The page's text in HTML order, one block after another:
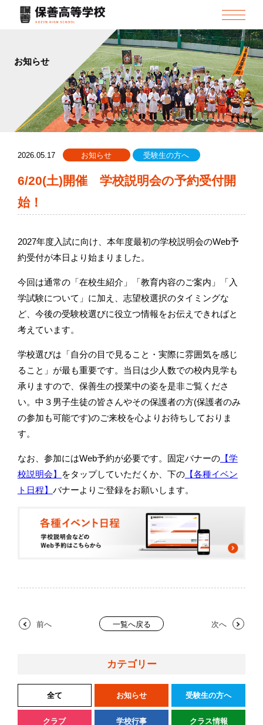
お知らせ
2026.05.17 お知らせ 受験生の方へ
6/20(土)開催 学校説明会の予約受付開
始！
2027年度入試に向け、本年度最初の学校説明会のWeb予
約受付が本日より始まりました。
今回は通常の「在校生紹介」「教育内容のご案内」「入
学試験について」に加え、志望校選択のタイミングな
ど、今後の受験校選びに役立つ情報をお伝えできればと
考えています。
学校選びは「自分の目で見ること・実際に雰囲気を感じ
ること」が最も重要です。当日は少人数での校内見学も
承りますので、保善生の授業中の姿を是非ご覧くださ
い。中３男子生徒の皆さんやその保護者の方(保護者のみ
の参加も可能です)のご来校を心よりお待ちしておりま
す。
なお、参加にはWeb予約が必要です。固定バナーの【学
校説明会】
をタップしていただくか、下の【各種イベン
ト日程】 バナーよりご登録をお願いします。
前へ 一覧へ戻る 次へ
カテゴリー
全て お知らせ 受験生の方へ
クラブ 学校行事 クラス情報